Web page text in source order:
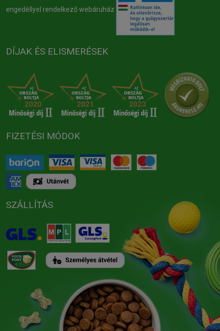
engedéllyel rendelkező webáruház
DÍJAK ÉS ELISMERÉSEK
FIZETÉSI MÓDOK
SZÁLLÍTÁS